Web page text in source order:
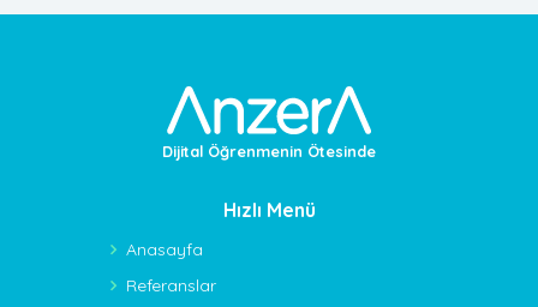
Dijital Öğrenmenin Ötesinde
Hızlı Menü
Anasayfa
Referanslar